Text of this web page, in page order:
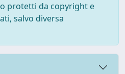
protetti da copyright e
salvo diversa